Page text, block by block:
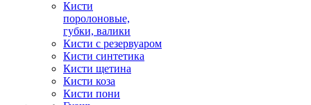
Кисти
поролоновые,
губки, валики
Кисти с резервуаром
Кисти синтетика
Кисти щетина
Кисти коза
Кисти пони